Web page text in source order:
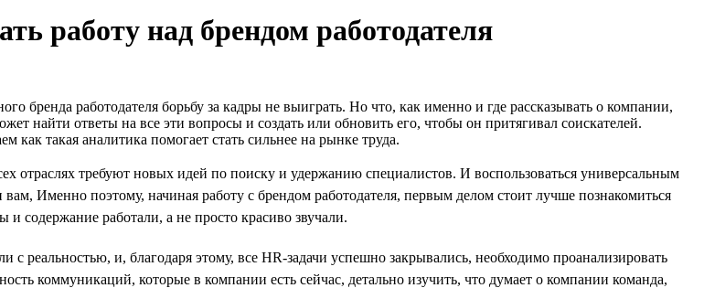
работу над брендом работодателя
бренда работодателя борьбу за кадры не выиграть. Но что, как именно и где рассказывать о компании,
найти ответы на все эти вопросы и создать или обновить его, чтобы он притягивал соискателей.
такая аналитика помогает стать сильнее на рынке труда.
отраслях требуют новых идей по поиску и удержанию специалистов. И воспользоваться универсальным
Именно поэтому, начиная работу с брендом работодателя, первым делом стоит лучше познакомиться
содержание работали, а не просто красиво звучали.
реальностью, и, благодаря этому, все HR-задачи успешно закрывались, необходимо проанализировать
коммуникаций, которые в компании есть сейчас, детально изучить, что думает о компании команда,